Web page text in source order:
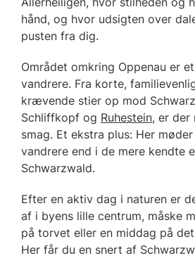
hånd, og hvor udsigten over
pusten fra dig.
Området omkring Oppenau er
vandrere. Fra korte,
krævende stier op mod
Schliffkopf og Ruhestein, er der
smag. Et ekstra plus: Her
vandrere end i de mere kendte
Schwarzwald.
Efter en aktiv dag i naturen er
af i byens lille centrum, måske
på torvet eller en middag på
Her får du en snert af